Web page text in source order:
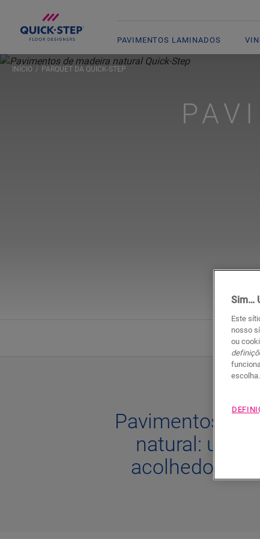
PAVIMENTOS LAMINADOS
INÍCIO PARQUET DA QUICK-STEP
Pavimentos de
natural: um
acolhedor e
Sim…
Este
nosso
ou
escolha.